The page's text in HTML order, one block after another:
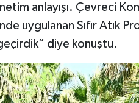
anlayışı. Çevreci
uygulanan Sıfır Atık
diye konuştu.